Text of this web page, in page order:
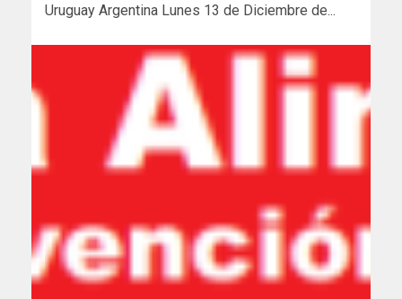
Uruguay Argentina Lunes 13 de Diciembre de...